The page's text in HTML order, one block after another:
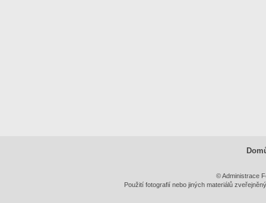
© Administrace
Použití fotografií nebo jiných materiálů